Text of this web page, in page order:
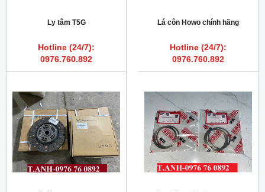
Ly tâm T5G
Hotline (24/7):
0976.760.892
Lá côn Howo chính hãng
Hotline (24/7):
0976.760.892